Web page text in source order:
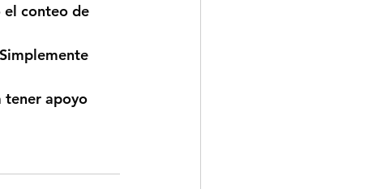
el conteo de
tener apoyo